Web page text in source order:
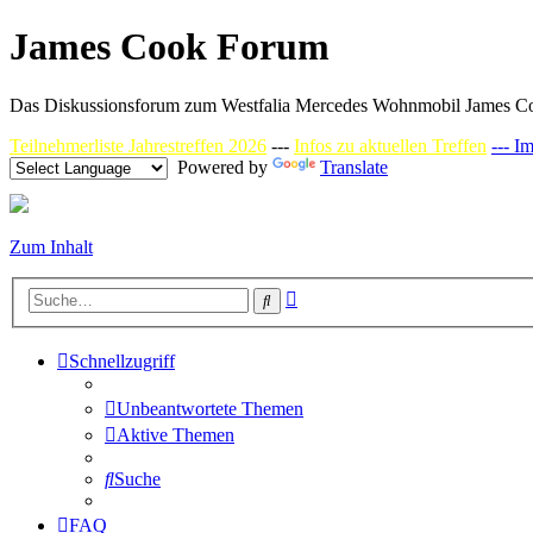
James Cook Forum
Das Diskussionsforum zum Westfalia Mercedes Wohnmobil James
Teilnehmerliste Jahrestreffen 2026 --- Infos zu aktuellen Treffen ---
Powered by
Translate
Zum Inhalt
Suche
Schnellzugriff
Unbeantwortete Themen
Aktive Themen
Suche
FAQ